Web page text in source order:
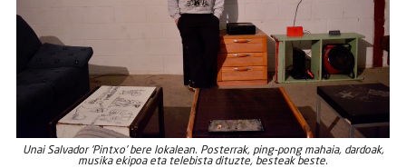
Unai Salvador ‘Pintxo’ bere lokalean. Posterrak, ping-pong mahaia, dardoak,
musika ekipoa eta telebista dituzte, besteak beste.